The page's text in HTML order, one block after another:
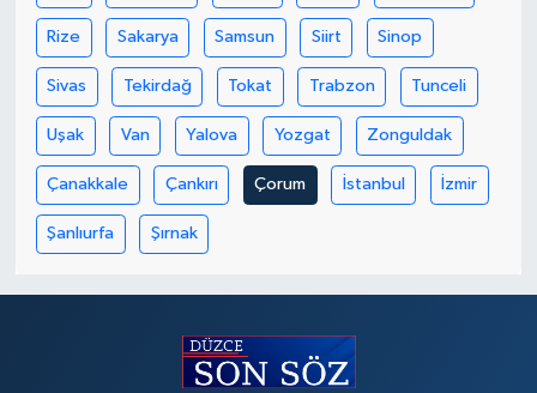
Rize Sakarya Samsun Siirt Sinop
Sivas Tekirdağ Tokat Trabzon Tunceli
Uşak Van Yalova Yozgat Zonguldak
Çanakkale Çankırı Çorum İstanbul İzmir
Şanlıurfa Şırnak